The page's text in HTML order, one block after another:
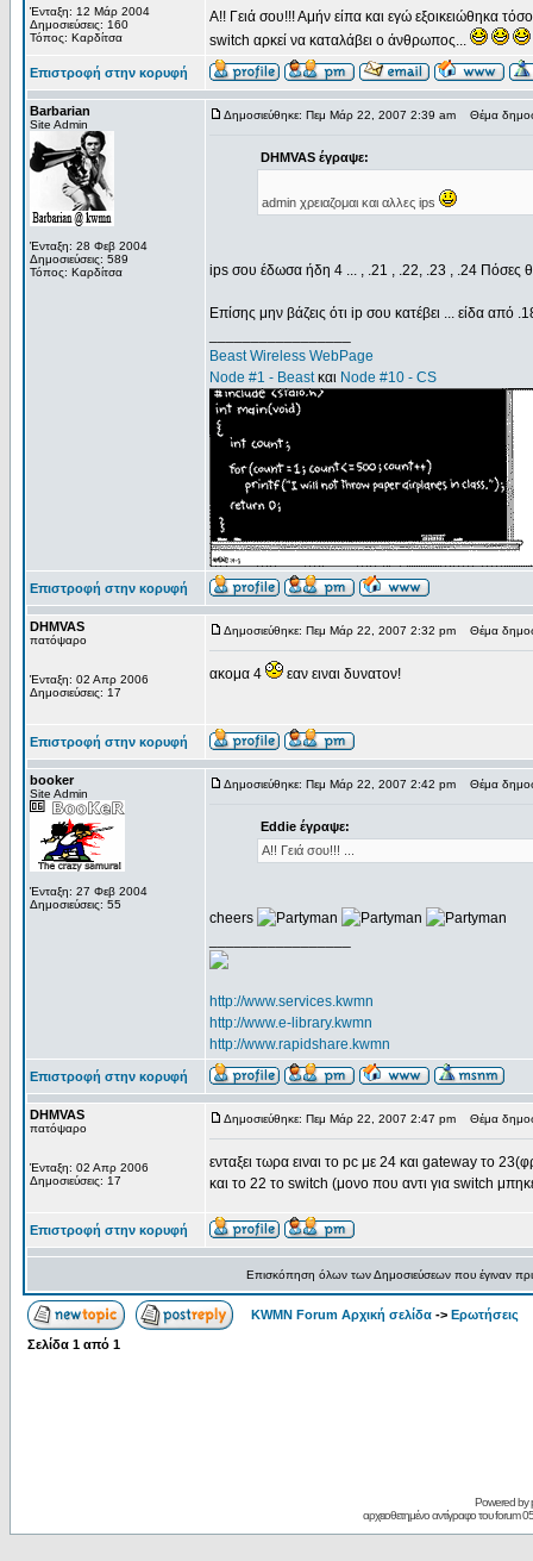
Ένταξη: 12 Μάρ 2004
Δημοσιεύσεις: 160
Τόπος: Καρδίτσα
A!! Γειά σου!!! Αμήν είπα και εγώ εξοικειώθηκα
switch αρκεί να καταλάβει ο άνθρωπος...
Επιστροφή στην κορυφή
Barbarian
Site Admin
Ένταξη: 28 Φεβ 2004
Δημοσιεύσεις: 589
Τόπος: Καρδίτσα
Δημοσιεύθηκε: Πεμ Μάρ 22, 2007 2:39 am Θέμα
DHMVAS έγραψε:
admin χρειαζομαι και αλλες ips
ips σου έδωσα ήδη 4 ... , .21 , .22, .23 , .24 Πόσες
Επίσης μην βάζεις ότι ip σου κατέβει ... είδα
Beast Wireless WebPage
Node #1 - Beastκαι Node #10 - CS
Επιστροφή στην κορυφή
DHMVAS
πατόψαρο
Ένταξη: 02 Απρ 2006
Δημοσιεύσεις: 17
Δημοσιεύθηκε: Πεμ Μάρ 22, 2007 2:32 pm Θέμα
ακομα 4 εαν ειναι δυνατον!
Επιστροφή στην κορυφή
booker
Site Admin
Ένταξη: 27 Φεβ 2004
Δημοσιεύσεις: 55
Δημοσιεύθηκε: Πεμ Μάρ 22, 2007 2:42 pm Θέμα
Eddie έγραψε:
A!! Γειά σου!!! ...
cheers
http://www.services.kwmn
http://www.e-library.kwmn
http://www.rapidshare.kwmn
Επιστροφή στην κορυφή
DHMVAS
πατόψαρο
Ένταξη: 02 Απρ 2006
Δημοσιεύσεις: 17
Δημοσιεύθηκε: Πεμ Μάρ 22, 2007 2:47 pm Θέμα
ενταξει τωρα ειναι το pc με 24 και gateway το
και το 22 το switch (μονο που αντι για switch
Επιστροφή στην κορυφή
Επισκόπηση όλων των Δημοσιεύσεων που έγιναν
KWMN Forum Αρχική σελίδα -> Ερωτήσεις
Σελίδα 1 από 1
Powered by
αρχειοθετημένο αντίγραφο του